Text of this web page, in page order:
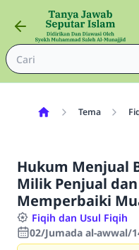
Tema
Hukum Menjual
Milik Penjual
Memperbaiki
Fiqih dan Usul Fiqih
02/Jumada al-awwal/